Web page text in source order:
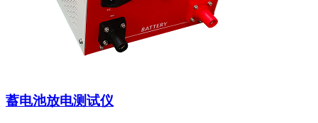
蓄电池放电测试仪